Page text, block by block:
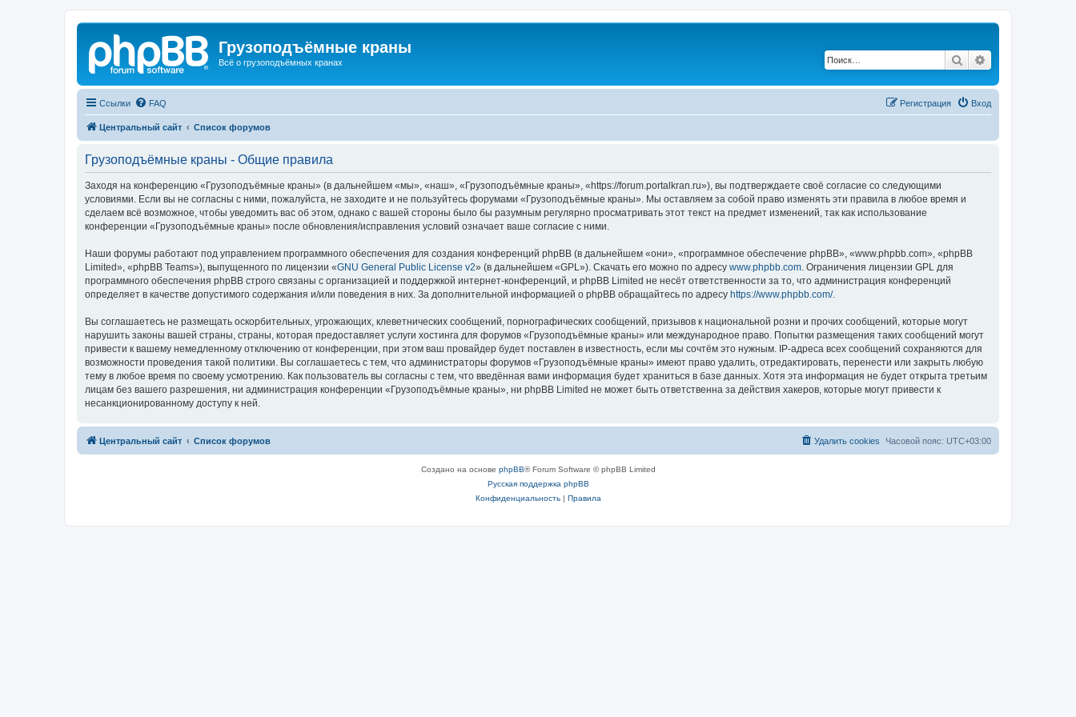
Грузоподъёмные краны
Всё о грузоподъёмных кранах Поиск
Ссылки FAQ Вход
Регистрация
Центральный сайт Список форумов
Грузоподъёмные краны - Общие правила
Заходя на конференцию «Грузоподъёмные краны» (в дальнейшем «мы», «наш», «Грузоподъёмные краны», «https://forum.portalkran.ru»), вы подтверждаете своё согласие со следующими
условиями. Если вы не согласны с ними, пожалуйста, не заходите и не пользуйтесь форумами «Грузоподъёмные краны». Мы оставляем за собой право изменять эти правила в любое время и
сделаем всё возможное, чтобы уведомить вас об этом, однако с вашей стороны было бы разумным регулярно просматривать этот текст на предмет изменений, так как использование
конференции «Грузоподъёмные краны» после обновления/исправления условий означает ваше согласие с ними.
Наши форумы работают под управлением программного обеспечения для создания конференций phpBB (в дальнейшем «они», «программное обеспечение phpBB», «www.phpbb.com», «phpBB
Limited», «phpBB Teams»), выпущенного по лицензии «GNU General Public License v2» (в дальнейшем «GPL»). Скачать его можно по адресу www.phpbb.com . Ограничения лицензии GPL для
программного обеспечения phpBB строго связаны с организацией и поддержкой интернет-конференций, и phpBB Limited не несёт ответственности за то, что администрация конференций
определяет в качестве допустимого содержания и/или поведения в них. За дополнительной информацией о phpBB обращайтесь по адресу https://www.phpbb.com/.
Вы соглашаетесь не размещать оскорбительных, угрожающих, клеветнических сообщений, порнографических сообщений, призывов к национальной розни и прочих сообщений, которые могут
нарушить законы вашей страны, страны, которая предоставляет услуги хостинга для форумов «Грузоподъёмные краны» или международное право. Попытки размещения таких сообщений могут
привести к вашему немедленному отключению от конференции, при этом ваш провайдер будет поставлен в известность, если мы сочтём это нужным. IP-адреса всех сообщений сохраняются для
возможности проведения такой политики. Вы соглашаетесь с тем, что администраторы форумов «Грузоподъёмные краны» имеют право удалить, отредактировать, перенести или закрыть любую
тему в любое время по своему усмотрению. Как пользователь вы согласны с тем, что введённая вами информация будет храниться в базе данных. Хотя эта информация не будет открыта третьим
лицам без вашего разрешения, ни администрация конференции «Грузоподъёмные краны», ни phpBB Limited не может быть ответственна за действия хакеров, которые могут привести к
несанкционированному доступу к ней.
Центральный сайт Список форумов Часовой пояс: UTC+03:00
Удалить cookies
Создано на основе phpBB® Forum Software © phpBB Limited
Русская поддержка phpBB
Конфиденциальность| Правила